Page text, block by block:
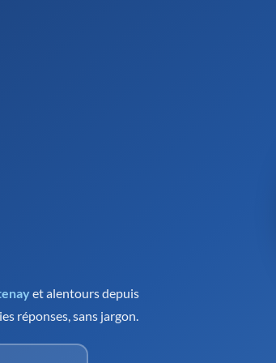
et alentours depuis
réponses, sans jargon.